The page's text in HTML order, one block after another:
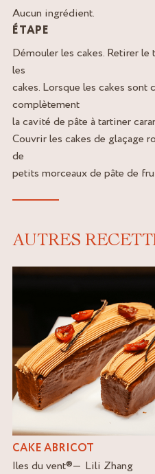
Aucun ingrédient.
ÉTAPE
Démouler les cakes. Retirer
les
cakes. Lorsque les cakes sont
complètement
la cavité de pâte à tartiner
Couvrir les cakes de glaçage
de
petits morceaux de pâte de
AUTRES
CAKE ABRICOT
Iles du vent®
Lili Zhang